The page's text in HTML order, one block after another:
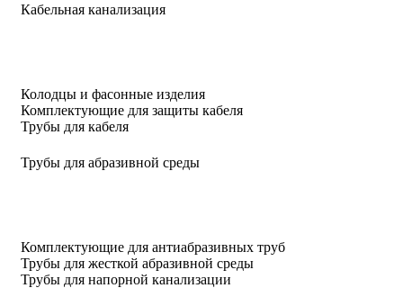
Кабельная канализация
Колодцы и фасонные изделия
Комплектующие для защиты кабеля
Трубы для кабеля
Трубы для абразивной среды
Комплектующие для антиабразивных труб
Трубы для жесткой абразивной среды
Трубы для напорной канализации